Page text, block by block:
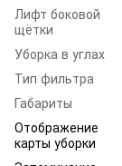
Лифт боковой
щётки
Уборка в углах
Тип фильтра
Габариты
Отображение
карты уборки